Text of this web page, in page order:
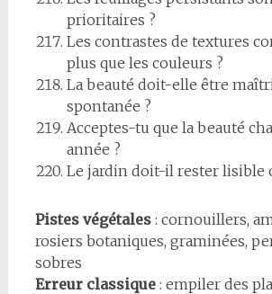
prioritaires ?
Les contrastes de textures
plus que les couleurs ?
La beauté doit-elle être
spontanée ?
Acceptes-tu que la beauté
année ?
Le jardin doit-il rester lisible
Pistes végétales: cornouillers,
rosiers botaniques, graminées,
sobres
Erreur classique: empiler des